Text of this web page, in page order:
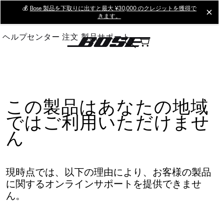
Main
💰 Bose 製品を下取りに出すと最大 ¥30,000 のクレジットを獲得で
きます。
ヘルプセンター 注文 製品サポート
この製品はあなたの地域
ではご利用いただけませ
ん
現時点では、以下の理由により、お客様の製品
に関するオンラインサポートを提供できませ
ん。